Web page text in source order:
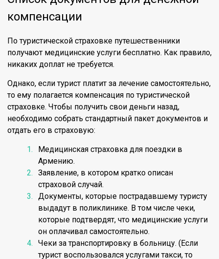
компенсации
По туристической страховке путешественники
получают медицинские услуги бесплатно. Как правило,
никаких доплат не требуется.
Однако, если турист платит за лечение самостоятельно,
то ему полагается компенсация по туристической
страховке. Чтобы получить свои деньги назад,
необходимо собрать стандартный пакет документов и
отдать его в страховую:
Медицинская страховка для поездки в
Армению.
Заявление, в котором кратко описан
страховой случай.
Документы, которые пострадавшему туристу
выдадут в поликлинике. В том числе чеки,
которые подтвердят, что медицинские услуги
он оплачивал самостоятельно.
Чеки за транспортировку в больницу. (Если
турист воспользовался услугами такси, то